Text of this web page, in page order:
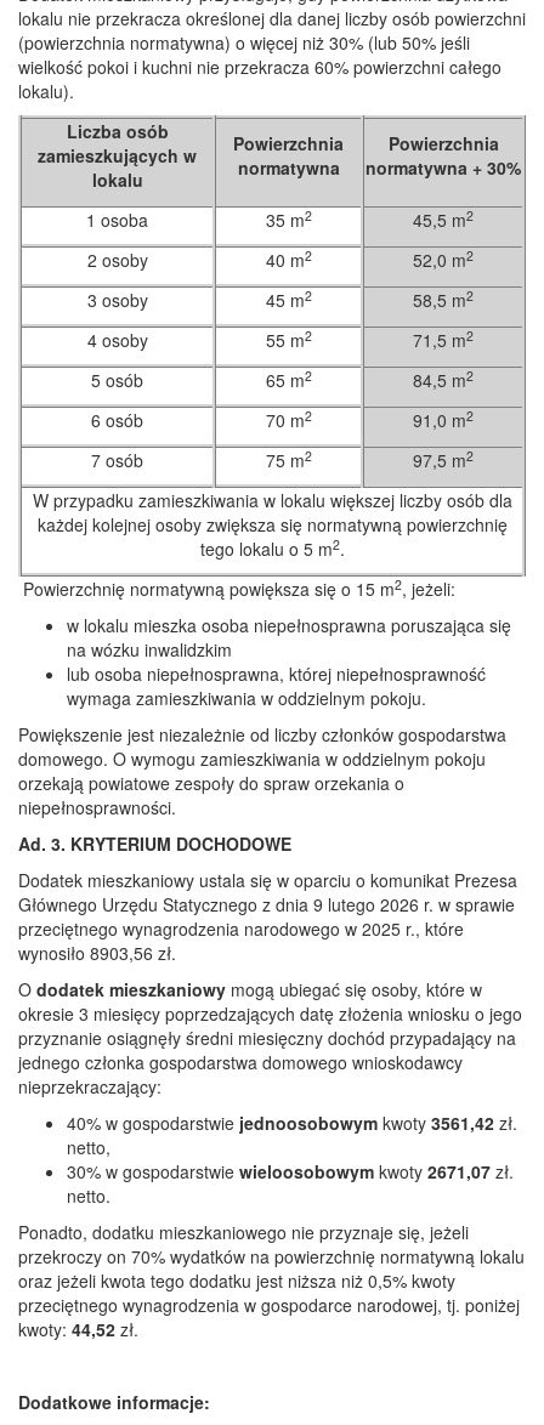
lokalu nie przekracza określonej dla danej liczby osób powierzchni
(powierzchnia normatywna) o więcej niż 30% (lub 50% jeśli
wielkość pokoi i kuchni nie przekracza 60% powierzchni całego
lokalu).
Liczba osób
zamieszkujących w
lokalu
Powierzchnia
normatywna
Powierzchnia
normatywna + 30%
1 osoba 35 m2 45,5 m2
2 osoby 40 m2 52,0 m2
3 osoby 45 m2 58,5 m2
4 osoby 55 m2 71,5 m2
5 osób 65 m2 84,5 m2
6 osób 70 m2 91,0 m2
7 osób 75 m2 97,5 m2
W przypadku zamieszkiwania w lokalu większej liczby osób dla
każdej kolejnej osoby zwiększa się normatywną powierzchnię
tego lokalu o 5 m2.
Powierzchnię normatywną powiększa się o 15 m2, jeżeli:
w lokalu mieszka osoba niepełnosprawna poruszająca się
na wózku inwalidzkim
lub osoba niepełnosprawna, której niepełnosprawność
wymaga zamieszkiwania w oddzielnym pokoju.
Powiększenie jest niezależnie od liczby członków gospodarstwa
domowego. O wymogu zamieszkiwania w oddzielnym pokoju
orzekają powiatowe zespoły do spraw orzekania o
niepełnosprawności.
Ad. 3. KRYTERIUM DOCHODOWE
Dodatek mieszkaniowy ustala się w oparciu o komunikat Prezesa
Głównego Urzędu Statycznego z dnia 9 lutego 2026 r. w sprawie
przeciętnego wynagrodzenia narodowego w 2025 r., które
wynosiło 8903,56 zł.
O dodatek mieszkaniowy mogą ubiegać się osoby, które w
okresie 3 miesięcy poprzedzających datę złożenia wniosku o jego
przyznanie osiągnęły średni miesięczny dochód przypadający na
jednego członka gospodarstwa domowego wnioskodawcy
nieprzekraczający:
40% w gospodarstwie jednoosobowym kwoty 3561,42 zł.
netto,
30% w gospodarstwie wieloosobowym kwoty 2671,07 zł.
netto.
Ponadto, dodatku mieszkaniowego nie przyznaje się, jeżeli
przekroczy on 70% wydatków na powierzchnię normatywną lokalu
oraz jeżeli kwota tego dodatku jest niższa niż 0,5% kwoty
przeciętnego wynagrodzenia w gospodarce narodowej, tj. poniżej
kwoty: 44,52 zł.
Dodatkowe informacje: